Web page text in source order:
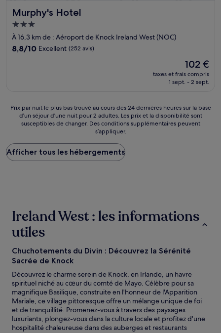
Murphy's Hotel
Murphy's Hotel
Hébergement
3.0 étoiles
À 16,3 km de : Aéroport de Knock Ireland West (NOC)
8.8
8,8/10 Excellent (252 avis)
Le
nouveau
prix
102 €
102 €
taxes et frais compris
1 sept. - 2 sept.
Prix
plus
bas
trouvé
sur
base
séjour
d’une
pour
2 adultes.
Les
prix
disponibilité
Prix par nuit le plus bas trouvé au cours des 24 dernières heures sur la base
d’un séjour d’une nuit pour 2 adultes. Les prix et la disponibilité sont
susceptibles de changer. Des conditions supplémentaires peuvent
s’appliquer.
Afficher tous les hébergements
Ireland West : les informations
utiles
Chuchotements du Divin : Découvrez la Sérénité
Sacrée de Knock
Découvrez le charme serein de Knock, en Irlande, un havre
spirituel niché au cœur du comté de Mayo. Célèbre pour sa
magnifique Basilique, construite en l'honneur de l'Apparition
Mariale, ce village pittoresque offre un mélange unique de foi
et de tranquillité. Promenez-vous à travers des paysages
luxuriants, plongez-vous dans la culture locale et profitez d'une
hospitalité chaleureuse dans des auberges et restaurants